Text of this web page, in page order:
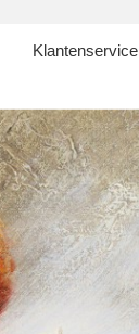
Klantenservice